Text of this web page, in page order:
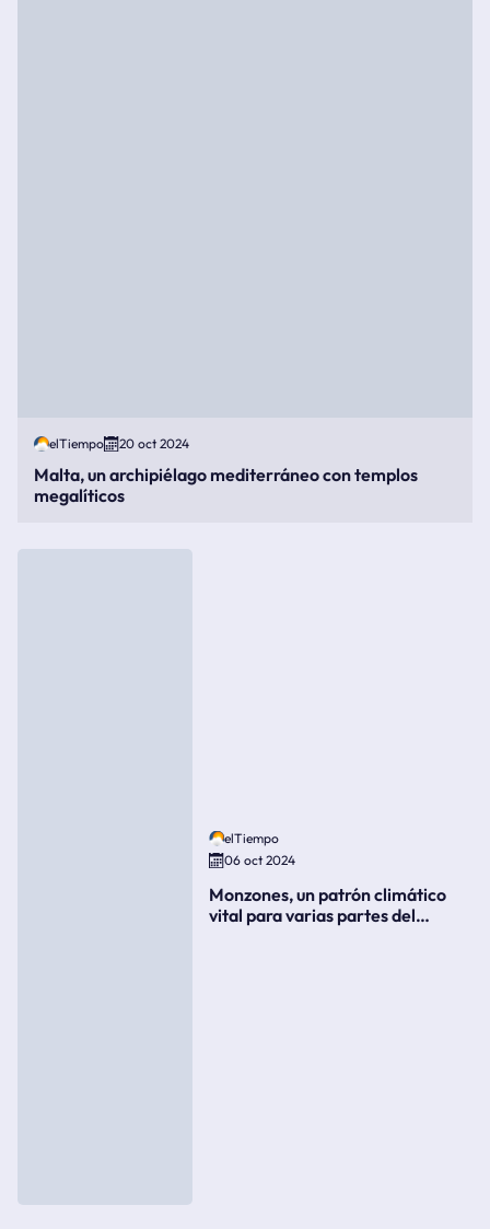
elTiempo 20 oct 2024
Malta, un archipiélago mediterráneo con templos
megalíticos
elTiempo
06 oct 2024
Monzones, un patrón climático
vital para varias partes del